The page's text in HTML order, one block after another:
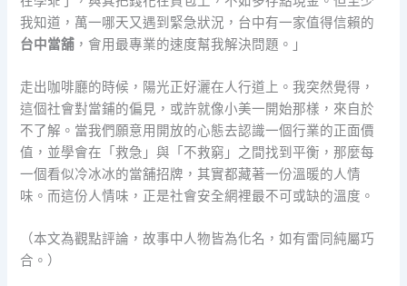
我知道，萬一哪天又遇到緊急狀況，台中有一家值得信賴的
台中當舖 ，會用最專業的速度幫我解決問題。」
走出咖啡廳的時候，陽光正好灑在人行道上。我突然覺得，
這個社會對當鋪的偏見，或許就像小美一開始那樣，來自於
不了解。當我們願意用開放的心態去認識一個行業的正面價
值，並學會在「救急」與「不救窮」之間找到平衡，那麼每
一個看似冷冰冰的當舖招牌，其實都藏著一份溫暖的人情
味。而這份人情味，正是社會安全網裡最不可或缺的溫度。
（本文為觀點評論，故事中人物皆為化名，如有雷同純屬巧
合。）